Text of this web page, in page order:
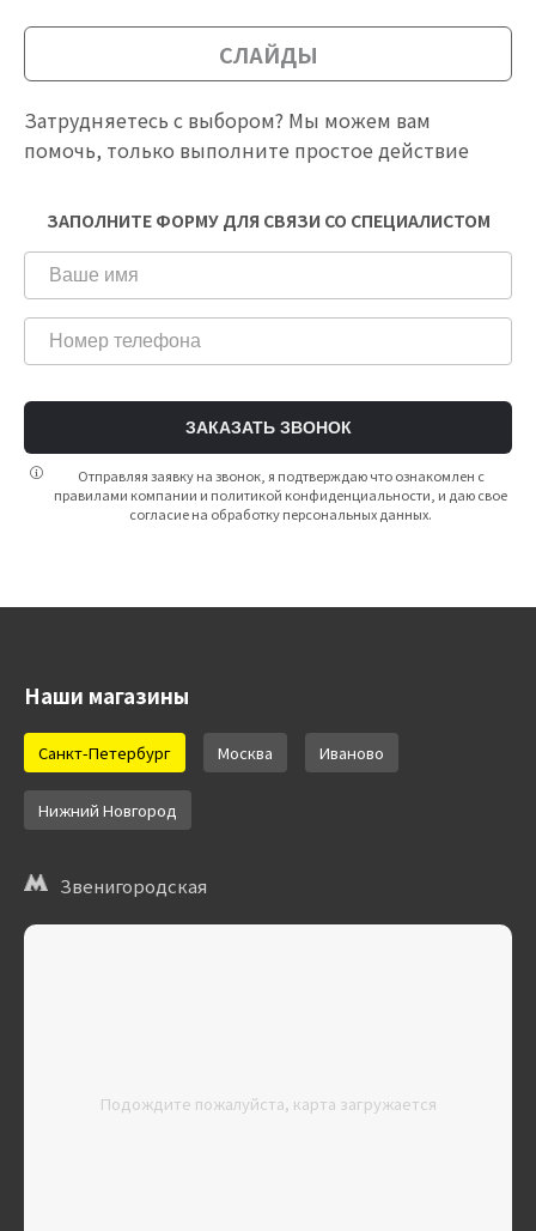
СЛАЙДЫ
Затрудняетесь с выбором? Мы можем вам
помочь, только выполните простое действие
ЗАПОЛНИТЕ ФОРМУ ДЛЯ СВЯЗИ СО СПЕЦИАЛИСТОМ
ЗАКАЗАТЬ ЗВОНОК
Отправляя заявку на звонок, я подтверждаю что ознакомлен с
правилами компании и политикой конфиденциальности, и даю свое
согласие на обработку персональных данных.
Наши магазины
Санкт-Петербург Москва Иваново
Нижний Новгород
Звенигородская
Подождите пожалуйста, карта загружается